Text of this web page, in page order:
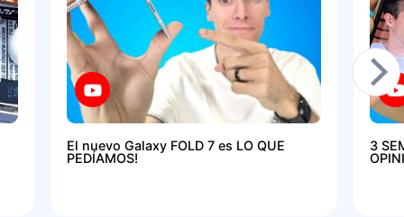
El nuevo Galaxy FOLD 7 es LO QUE
PEDÍAMOS!
3